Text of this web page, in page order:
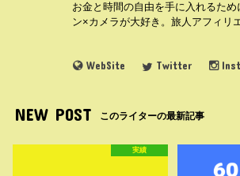
お金と時間の自由を手に入れるた
ン×カメラが大好き。旅人アフィリ
WebSite Twitter
NEW POST このライターの最新記事
実績